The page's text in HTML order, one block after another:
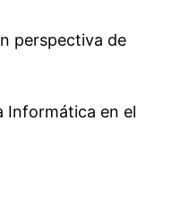
perspectiva de
Informática en el